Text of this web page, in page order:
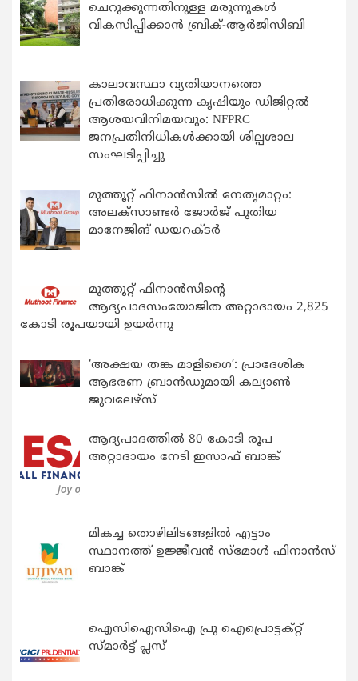
ചെറുക്കുന്നതിനുള്ള മരുന്നുകള്‍
വികസിപ്പിക്കാന്‍ ബ്രിക്-ആര്‍ജിസിബി
കാലാവസ്ഥാ വ്യതിയാനത്തെ
പ്രതിരോധിക്കുന്ന കൃഷിയും ഡിജിറ്റൽ
ആശയവിനിമയവും: NFPRC
ജനപ്രതിനിധികൾക്കായി ശില്പശാല
സംഘടിപ്പിച്ചു
മുത്തൂറ്റ് ഫിനാൻസിൽ നേതൃമാറ്റം:
അലക്സാണ്ടർ ജോർജ് പുതിയ
മാനേജിങ് ഡയറക്ടർ
മുത്തൂറ്റ് ഫിനാൻസിന്റെ
ആദ്യപാദസംയോജിത അറ്റാദായം 2,825
കോടി രൂപയായി ഉയർന്നു
‘അക്ഷയ തങ്ക മാളിഗൈ’: പ്രാദേശിക
ആഭരണ ബ്രാന്‍ഡുമായി കല്യാണ്‍
ജുവലേഴ്‌സ്
ആദ്യപാദത്തിൽ 80 കോടി രൂപ
അറ്റാദായം നേടി ഇസാഫ് ബാങ്ക്
മികച്ച തൊഴിലിടങ്ങളിൽ എട്ടാം
സ്ഥാനത്ത് ഉജ്ജീവൻ സ്മോൾ ഫിനാൻസ്
ബാങ്ക്
ഐസിഐസിഐ പ്രു ഐപ്രൊട്ടക്റ്റ്
സ്മാർട്ട് പ്ലസ്